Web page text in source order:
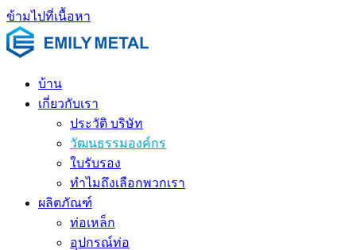
ข้ามไปที่เนื้อหา
บ้าน
เกี่ยวกับเรา
ประวัติ บริษัท
วัฒนธรรมองค์กร
ใบรับรอง
ทำไมถึงเลือกพวกเรา
ผลิตภัณฑ์
ท่อเหล็ก
อุปกรณ์ท่อ